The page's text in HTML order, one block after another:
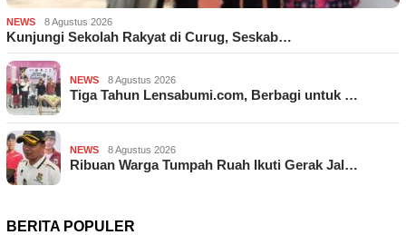
NEWS 8 Agustus 2026
Kunjungi Sekolah Rakyat di Curug, Seskab…
NEWS 8 Agustus 2026
Tiga Tahun Lensabumi.com, Berbagi untuk …
NEWS 8 Agustus 2026
Ribuan Warga Tumpah Ruah Ikuti Gerak Jal…
BERITA POPULER